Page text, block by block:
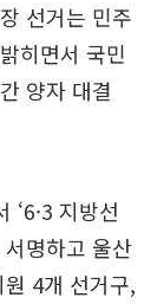
선거는 민주
히면서 국민
양자 대결
‘6·3 지방선
명하고 울산
4개 선거구,